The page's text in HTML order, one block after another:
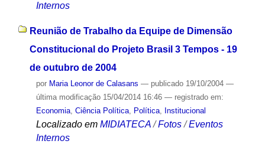
Internos
Reunião de Trabalho da Equipe de Dimensão
Constitucional do Projeto Brasil 3 Tempos - 19
de outubro de 2004
por Maria Leonor de Calasans — publicado19/10/2004 —
última modificação15/04/2014 16:46 — registrado em:
Economia, Ciência Política, Política, Institucional
Localizado em MIDIATECA /Fotos /Eventos
Internos